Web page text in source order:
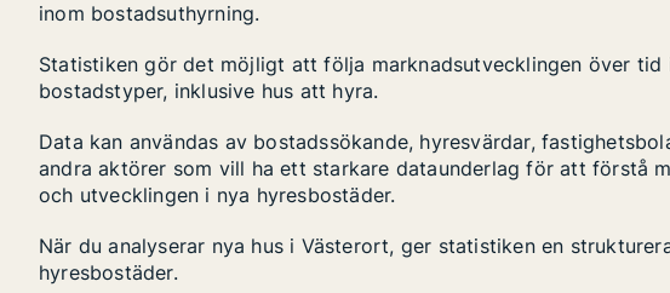
inom bostadsuthyrning.
Statistiken gör det möjligt att följa marknadsutvecklingen över
bostadstyper, inklusive hus att hyra.
Data kan användas av bostadssökande, hyresvärdar,
andra aktörer som vill ha ett starkare dataunderlag för att förstå
och utvecklingen i nya hyresbostäder.
När du analyserar nya hus i Västerort, ger statistiken en
hyresbostäder.